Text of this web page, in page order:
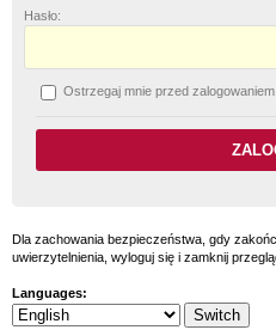
Hasło:
Ostrzegaj mnie przed
Dla zachowania bezpieczeństwa, gdy
uwierzytelnienia, wyloguj się i zamknij
Languages: